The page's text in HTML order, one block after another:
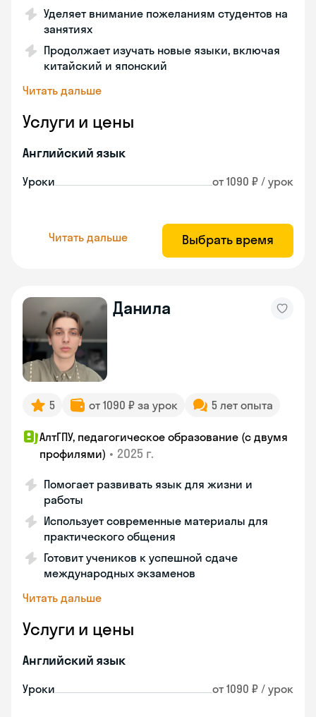
Уделяет внимание пожеланиям студентов на
занятиях
Продолжает изучать новые языки, включая
китайский и японский
Читать дальше
Услуги и цены
Английский язык
Уроки от 1090 ₽ / урок
Читать дальше Выбрать время
Данила
5 от 1090 ₽ за урок 5 лет опыта
АлтГПУ, педагогическое образование (с двумя
профилями) • 2025 г.
Помогает развивать язык для жизни и
работы
Использует современные материалы для
практического общения
Готовит учеников к успешной сдаче
международных экзаменов
Читать дальше
Услуги и цены
Английский язык
Уроки от 1090 ₽ / урок